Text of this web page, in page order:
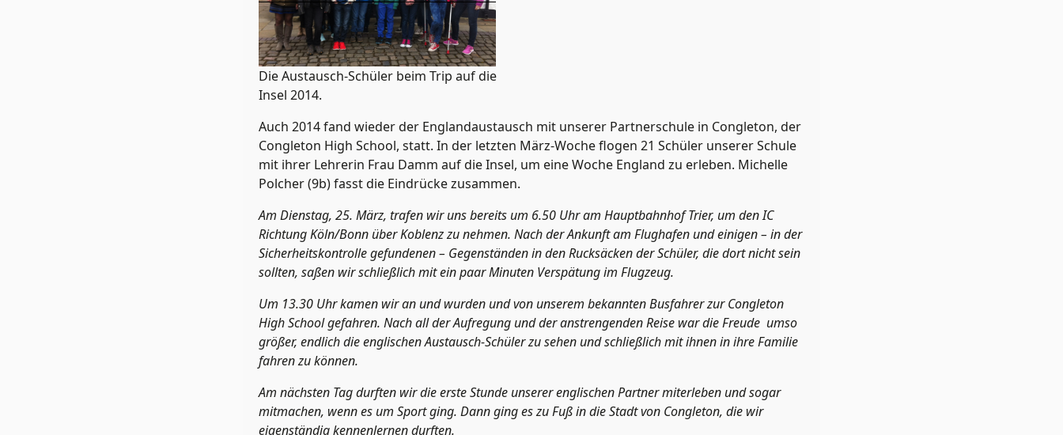
Die Austausch-Schüler beim Trip auf die
Insel 2014.
Auch 2014 fand wieder der Englandaustausch mit unserer Partnerschule in Congleton, der
Congleton High School, statt. In der letzten März-Woche flogen 21 Schüler unserer Schule
mit ihrer Lehrerin Frau Damm auf die Insel, um eine Woche England zu erleben. Michelle
Polcher (9b) fasst die Eindrücke zusammen.
Am Dienstag, 25. März, trafen wir uns bereits um 6.50 Uhr am Hauptbahnhof Trier, um den IC
Richtung Köln/Bonn über Koblenz zu nehmen. Nach der Ankunft am Flughafen und einigen – in der
Sicherheitskontrolle gefundenen – Gegenständen in den Rucksäcken der Schüler, die dort nicht sein
sollten, saßen wir schließlich mit ein paar Minuten Verspätung im Flugzeug.
Um 13.30 Uhr kamen wir an und wurden und von unserem bekannten Busfahrer zur Congleton
High School gefahren. Nach all der Aufregung und der anstrengenden Reise war die Freude umso
größer, endlich die englischen Austausch-Schüler zu sehen und schließlich mit ihnen in ihre Familie
fahren zu können.
Am nächsten Tag durften wir die erste Stunde unserer englischen Partner miterleben und sogar
mitmachen, wenn es um Sport ging. Dann ging es zu Fuß in die Stadt von Congleton, die wir
eigenständig kennenlernen durften.